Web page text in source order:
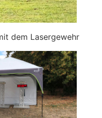
dem Lasergewehr